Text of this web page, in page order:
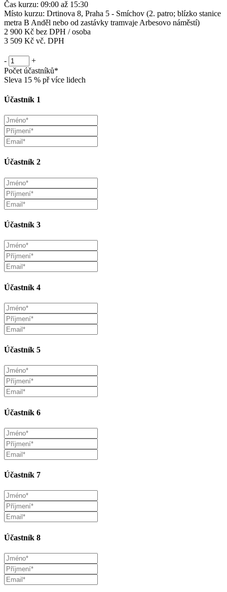
Čas kurzu: 09:00 až 15:30
Místo kurzu: Drtinova 8, Praha 5 - Smíchov (2. patro; blízko stanice
metra B Anděl nebo od zastávky tramvaje Arbesovo náměstí)
2 900 Kč bez DPH / osoba
3 509 Kč vč. DPH
-
+
Počet účastníků*
Sleva 15 % př více lidech
Účastník 1
Účastník 2
Účastník 3
Účastník 4
Účastník 5
Účastník 6
Účastník 7
Účastník 8